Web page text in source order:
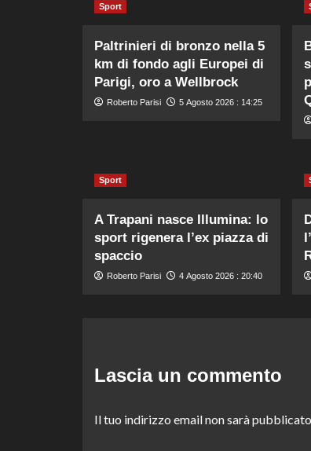
Sport
Paltrinieri di bronzo nella 5
km di fondo agli Europei di
Parigi, oro a Wellbrock
Roberto Parisi 5 Agosto 2026 : 14:25
Sport
A Trapani nasce Illumina: lo
sport rigenera l’ex piazza di
spaccio
Roberto Parisi 4 Agosto 2026 : 20:40
Lascia un commento
Il tuo indirizzo email non sarà